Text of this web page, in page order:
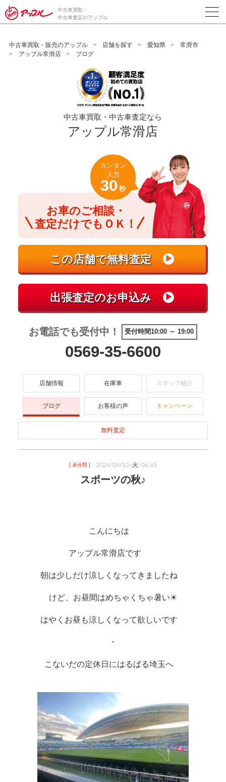
/*ABテスト_新規査定フォームの為のCVボタン*/
中古車買取・
中古車査定のアップル
中古車買取・販売のアップル 店舗を探す 愛知県
常滑市
アップル常滑店
ブログ
中古車買取・中古車査定なら
アップル常滑店
お車のご相談・
査定だけでもＯＫ！
カンタン
入力
30 秒
お電話でも受付中！ 受付時間10:00 ～ 19:00
0569-35-6600
店舗情報 在庫車 スタッフ紹介
ブログ お客様の声 キャンペーン
無料査定
[ 未分類 ] 2024/09/10 (火) 06:45
スポーツの秋♪
こんにちは
アップル常滑店です
朝は少しだけ涼しくなってきましたね
けど、お昼間はめちゃくちゃ暑い☀
はやくお昼も涼しくなって欲しいです
・
こないだの定休日にはるばる埼玉へ